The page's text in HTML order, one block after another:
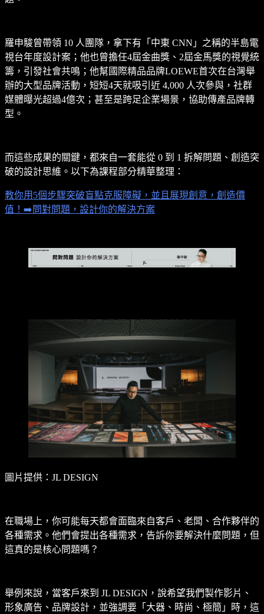
羅申駿曾帶領 10 人團隊，拿下有「中東 CNN」之稱的半島電
視台年度設計案；他也曾擔任4屆金曲獎、2屆金馬獎的視覺統
籌，引發社會共鳴；他幫國際精品品牌LOEWE首次在台灣舉
辦的大型品牌活動，短短4天就吸引近 4,000 人次參與，社群
媒體曝光超過4億次；甚至是跨足企業場景，協助傳產品牌轉
型。
而這些成果的關鍵，都來自一套能從 0 到 1 拆解問題、創造突
破的設計思維。以下為課程部分精華整理：
教你用5個步驟突破盲點克服障礙，並且展現創意，創造價
值！➡️問對問題，設計你的解決方案
圖片提供：JL DESIGN
在職場上，你可能每天都會面臨來自客戶、老闆、合作夥伴的
各種需求。他們會提出各種需求，告訴你要解決什麼問題，但
這真的是核心問題嗎？
舉例來說，當客戶來到 JL DESIGN，說希望我們製作影片、
形象廣告、品牌設計，並強調要「大器、時尚、極簡」時，這